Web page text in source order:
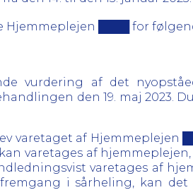
Hjemmeplejen ████ for
vurdering af det
den 19. maj 2023.
varetaget af Hjemmeplejen
varetages af
varetages af
i sårheling, kan